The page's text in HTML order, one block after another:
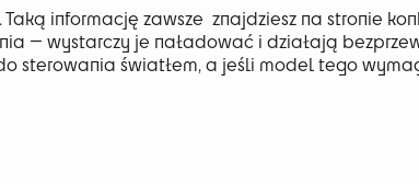
informację zawsze znajdziesz na stronie
— wystarczy je naładować i działają
sterowania światłem, a jeśli model tego